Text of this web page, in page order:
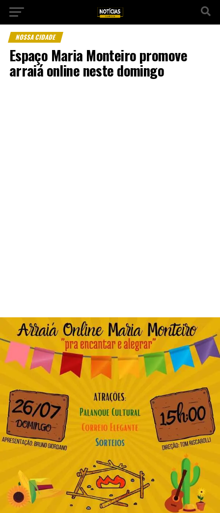
NOSSA CIDADE
Espaço Maria Monteiro promove
arraiá online neste domingo